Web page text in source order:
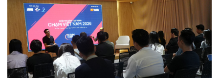
Du lịch
Tư vấn
Săn Tour
check-in
Podcast
Câu chuyện thời sự
Đọc truyện đêm khuya
Cửa sổ tình yêu
Kể chuyện cho bé